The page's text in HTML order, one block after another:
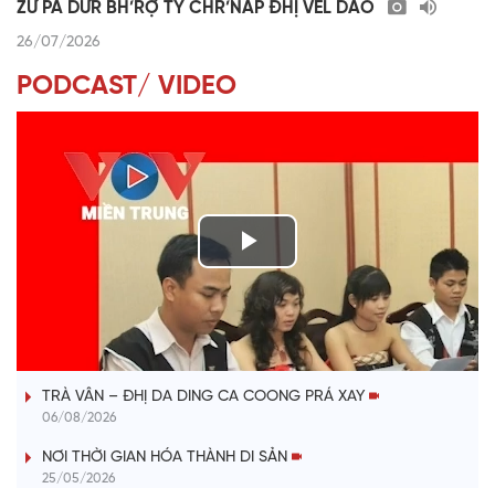
ZƯ PA DƯR BH’RỢ TY CHR’NĂP ĐHỊ VEL DAO
26/07/2026
PODCAST/ VIDEO
P
l
a
V
VÀI PHÚT DÀNH CHO QUẢNG BÁ
TRÀ VÂN – ĐHỊ DA DING CA COONG PRÁ XAY
06/08/2026
NƠI THỜI GIAN HÓA THÀNH DI SẢN
25/05/2026